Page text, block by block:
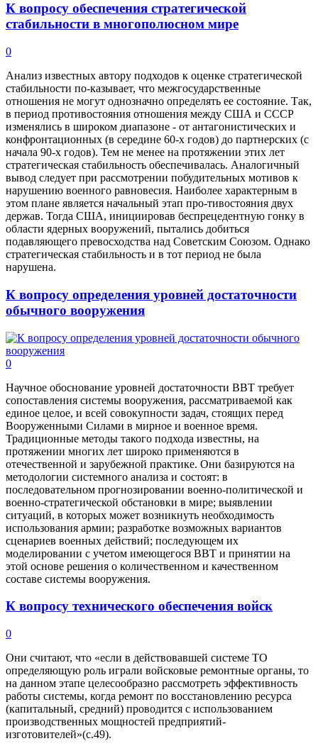
К вопросу обеспечения стратегической
стабильности в многополюсном мире
0
Анализ известных автору подходов к оценке стратегической
стабильности по-казывает, что межгосударственные
отношения не могут однозначно определять ее состояние. Так,
в период противостояния отношения между США и СССР
изменялись в широком диапазоне - от антагонистических и
конфронтационных (в середине 60-х годов) до партнерских (с
начала 90-х годов). Тем не менее на протяжении этих лет
стратегическая стабильность обеспечивалась. Аналогичный
вывод следует при рассмотрении побудительных мотивов к
нарушению военного равновесия. Наиболее характерным в
этом плане является начальный этап про-тивостояния двух
держав. Тогда США, инициировав беспрецедентную гонку в
области ядерных вооружений, пытались добиться
подавляющего превосходства над Советским Союзом. Однако
стратегическая стабильность и в тот период не была
нарушена.
К вопросу определения уровней достаточности
обычного вооружения
0
Научное обоснование уровней достаточности ВВТ требует
сопоставления системы вооружения, рассматриваемой как
единое целое, и всей совокупности задач, стоящих перед
Вооруженными Силами в мирное и военное время.
Традиционные методы такого подхода известны, на
протяжении многих лет широко применяются в
отечественной и зарубежной практике. Они базируются на
методологии системного анализа и состоят: в
последовательном прогнозировании военно-политической и
военно-стратегической обстановки в мире; выявлении
ситуаций, в которых может возникнуть необходимость
использования армии; разработке возможных вариантов
сценариев военных действий; последующем их
моделировании с учетом имеющегося ВВТ и принятии на
этой основе решения о количественном и качественном
составе системы вооружения.
К вопросу технического обеспечения войск
0
Они считают, что «если в действовавшей системе ТО
определяющую роль играли войсковые ремонтные органы, то
на данном этапе целесообразно рассмотреть эффективность
работы системы, когда ремонт по восстановлению ресурса
(капитальный, средний) проводится с использованием
производственных мощностей предприятий-
изготовителей»(с.49).